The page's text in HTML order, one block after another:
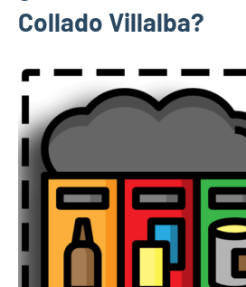
municipios
de Madrid
Collado Villalba?